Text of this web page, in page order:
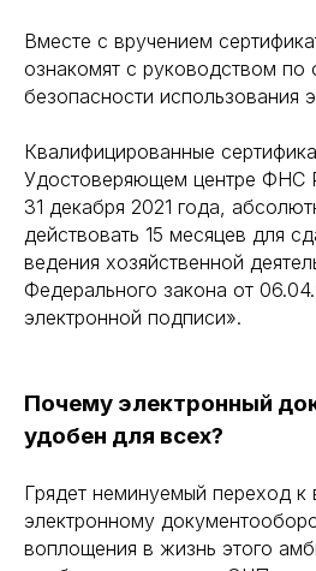
Вместе с вручением
ознакомят с руководством по
безопасности использования
Квалифицированные
Удостоверяющем центре ФНС
31 декабря 2021 года,
действовать 15 месяцев для
ведения хозяйственной
Федерального закона от
электронной подписи».
Почему электронный
удобен для всех?
Грядет неминуемый переход
электронному
воплощения в жизнь этого